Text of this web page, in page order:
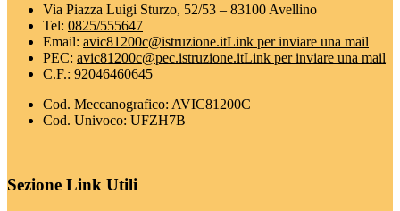
Via Piazza Luigi Sturzo, 52/53 – 83100 Avellino
Tel: 0825/555647
Email: avic81200c@istruzione.itLink per inviare una mail
PEC: avic81200c@pec.istruzione.itLink per inviare una mail
C.F.: 92046460645
Cod. Meccanografico: AVIC81200C
Cod. Univoco: UFZH7B
Sezione Link Utili